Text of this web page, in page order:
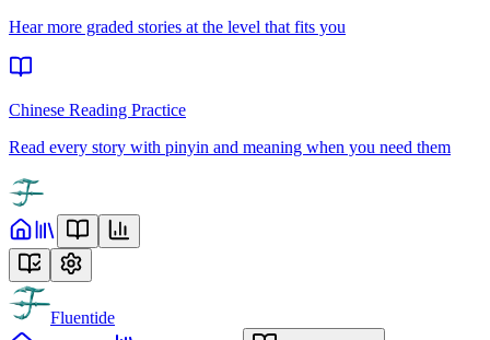
Hear more graded stories at the level that fits you
Chinese Reading Practice
Read every story with pinyin and meaning when you need them
Fluentide